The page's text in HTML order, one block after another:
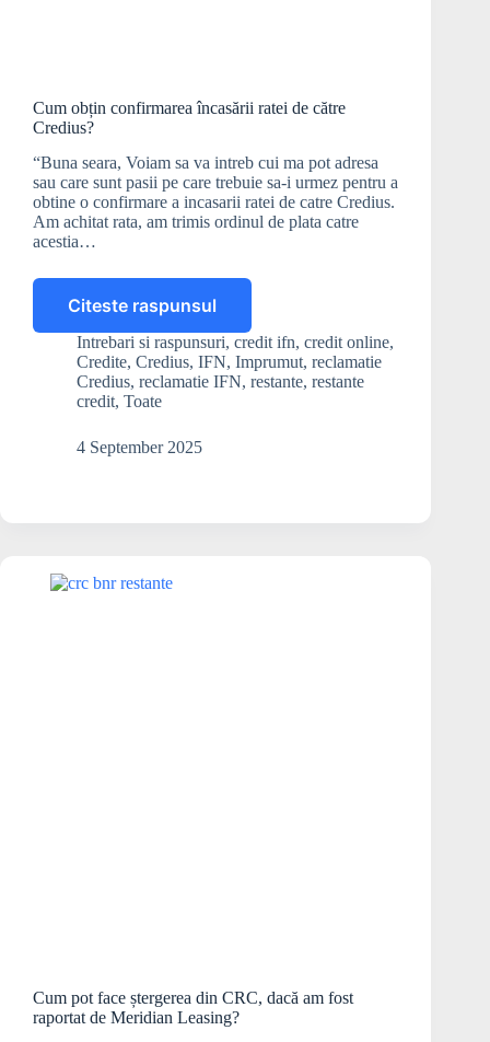
Cum obțin confirmarea încasării ratei de către
Credius?
“Buna seara, Voiam sa va intreb cui ma pot adresa
sau care sunt pasii pe care trebuie sa-i urmez pentru a
obtine o confirmare a incasarii ratei de catre Credius.
Am achitat rata, am trimis ordinul de plata catre
acestia…
Citeste raspunsul
Cum
obțin
confirmarea
încasării
ratei
către
Intrebari si raspunsuri, credit ifn, credit online,
Credite, Credius, IFN, Imprumut, reclamatie
Credius, reclamatie IFN, restante, restante
credit, Toate
4 September 2025
Cum pot face ștergerea din CRC, dacă am fost
raportat de Meridian Leasing?